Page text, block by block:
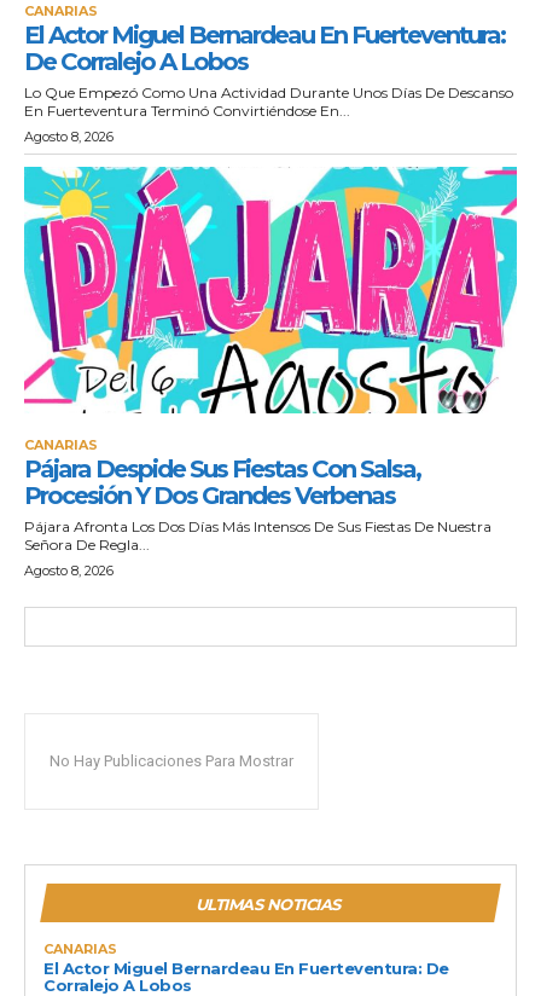
CANARIAS
El Actor Miguel Bernardeau En Fuerteventura:
De Corralejo A Lobos
Lo Que Empezó Como Una Actividad Durante Unos Días De Descanso
En Fuerteventura Terminó Convirtiéndose En...
Agosto 8, 2026
CANARIAS
Pájara Despide Sus Fiestas Con Salsa,
Procesión Y Dos Grandes Verbenas
Pájara Afronta Los Dos Días Más Intensos De Sus Fiestas De Nuestra
Señora De Regla...
Agosto 8, 2026
No Hay Publicaciones Para Mostrar
ULTIMAS NOTICIAS
CANARIAS
El Actor Miguel Bernardeau En Fuerteventura: De
Corralejo A Lobos